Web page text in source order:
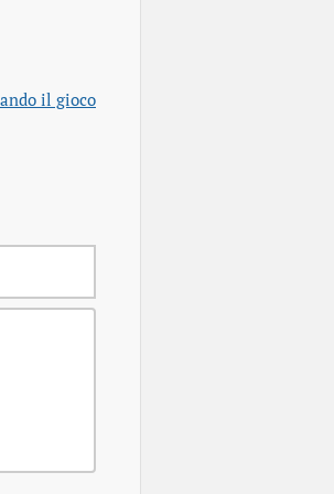
il gioco